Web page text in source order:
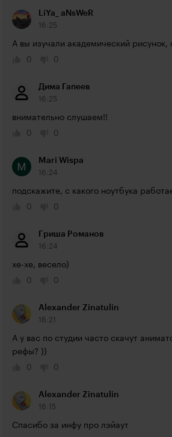
LiYa_ aNsWeR
16:25
А вы изучали академический рисунок,
0
0
Дима Гапеев
16:25
внимательно слушаем!!
0
0
Mari Wispa
16:24
подскажите, с какого ноутбука
0
0
Гриша Романов
16:24
хе-хе, весело)
0
0
Alexander Zinatulin
16:21
А у вас по студии часто скачут
рефы? ))
0
0
Alexander Zinatulin
16:15
Спасибо за инфу про лэйаут